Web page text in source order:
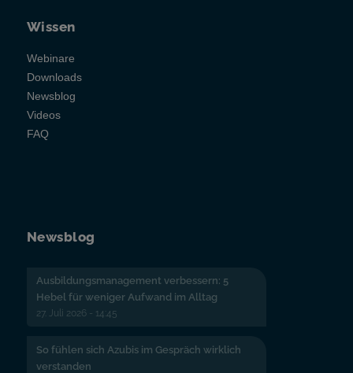
Wissen
Webinare
Downloads
Newsblog
Videos
FAQ
Newsblog
Ausbildungsmanagement verbessern: 5
Hebel für weniger Aufwand im Alltag
27. Juli 2026 - 14:45
So fühlen sich Azubis im Gespräch wirklich
verstanden